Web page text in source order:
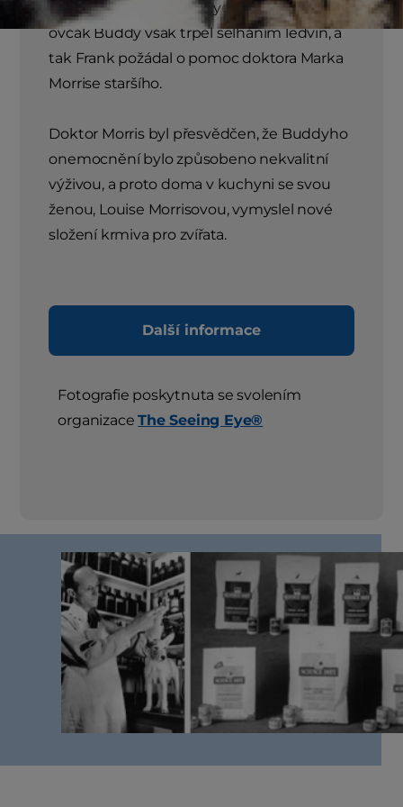
od organizace Seeing Eye®. Německý
ovčák Buddy však trpěl selháním ledvin, a
tak Frank požádal o pomoc doktora Marka
Morrise staršího.
Doktor Morris byl přesvědčen, že Buddyho
onemocnění bylo způsobeno nekvalitní
výživou, a proto doma v kuchyni se svou
ženou, Louise Morrisovou, vymyslel nové
složení krmiva pro zvířata.
Další informace
Fotografie poskytnuta se svolením
organizaceThe Seeing Eye®